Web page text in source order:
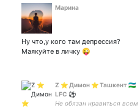
Марина
Ну что,у кого там депрессия?
Маякуйте в личку 😜
Z ⭐ Димон ⭐️ Ташкент 🇺🇿
LFC ⚽️
Не обязан нравиться всем